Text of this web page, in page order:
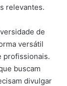
relevantes.
de
versátil
profissionais.
buscam
divulgar